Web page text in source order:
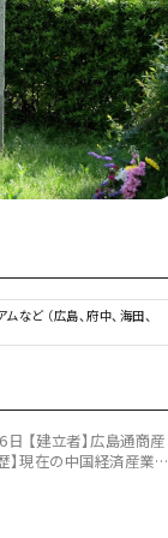
ど （広島、府中、海田、
【建立者】広島通商産
】現在の中国経済産業局